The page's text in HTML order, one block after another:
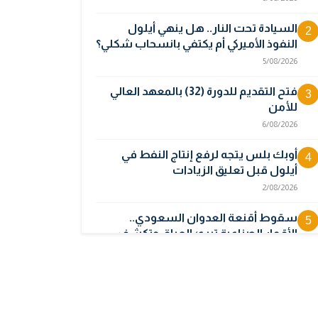
2
السيادة تحت النار.. هل ينهي أيلول
النفوذ الأميركي أم يكتفي بانسحاب شكلي؟
5/08/2026
3
فتح التقديم للدورة (32) بالمعهد العالي
للأمن
6/08/2026
4
أوبك بلس يتجه لرفع إنتاج النفط في
أيلول قبل تعليق الزيادات
2/08/2026
5
سقوط أقنعة العدوان السعودي..
الأقمار الصناعية تبرئ العراق وتكشف